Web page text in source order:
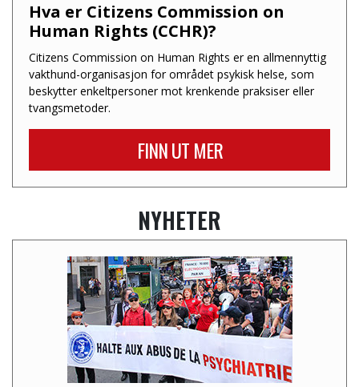
Hva er Citizens Commission on
Human Rights (CCHR)?
Citizens Commission on Human Rights er en allmennyttig
vakthund-organisasjon for området psykisk helse, som
beskytter enkeltpersoner mot krenkende praksiser eller
tvangsmetoder.
FINN UT MER
NYHETER